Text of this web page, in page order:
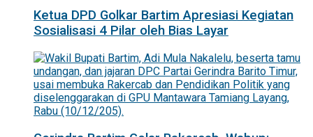
Ketua DPD Golkar Bartim Apresiasi Kegiatan
Sosialisasi 4 Pilar oleh Bias Layar